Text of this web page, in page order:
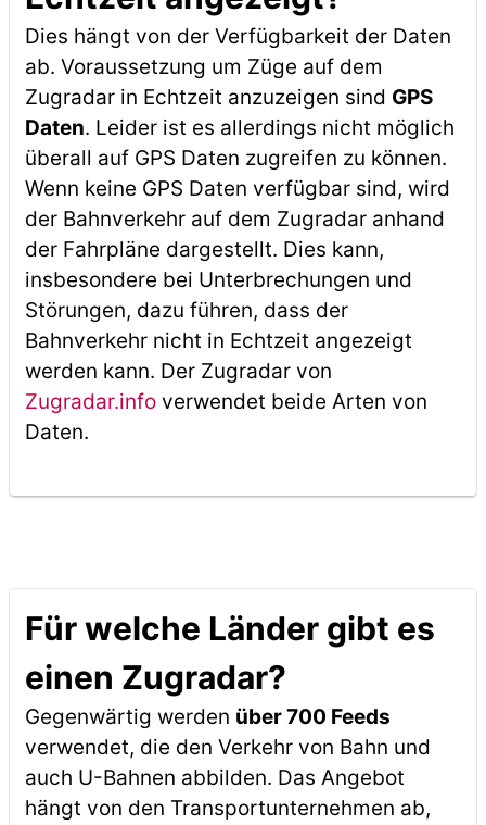
Dies hängt von der Verfügbarkeit der Daten
ab. Voraussetzung um Züge auf dem
Zugradar in Echtzeit anzuzeigen sind GPS
Daten. Leider ist es allerdings nicht möglich
überall auf GPS Daten zugreifen zu können.
Wenn keine GPS Daten verfügbar sind, wird
der Bahnverkehr auf dem Zugradar anhand
der Fahrpläne dargestellt. Dies kann,
insbesondere bei Unterbrechungen und
Störungen, dazu führen, dass der
Bahnverkehr nicht in Echtzeit angezeigt
werden kann. Der Zugradar von
Zugradar.infoverwendet beide Arten von
Daten.
Für welche Länder gibt es
einen Zugradar?
Gegenwärtig werden über 700 Feeds
verwendet, die den Verkehr von Bahn und
auch U-Bahnen abbilden. Das Angebot
hängt von den Transportunternehmen ab,